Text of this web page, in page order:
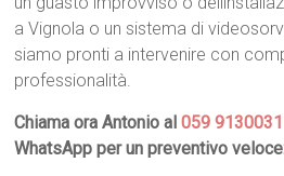
a Vignola o un sistema di
siamo pronti a intervenire con
professionalità.
Chiama ora Antonio al059 9130031
WhatsApp per un preventivo